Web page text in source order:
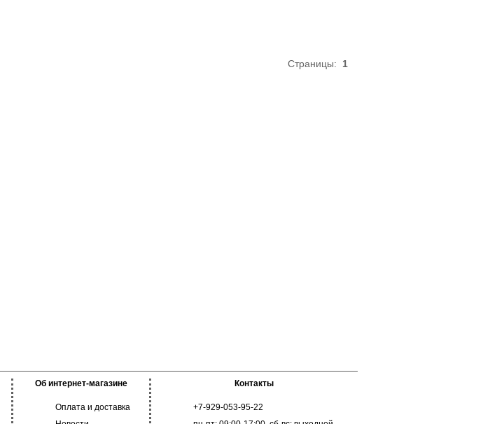
Страницы: 1
Об интернет-магазине
Оплата и доставка
Контакты
+7-929-053-95-22